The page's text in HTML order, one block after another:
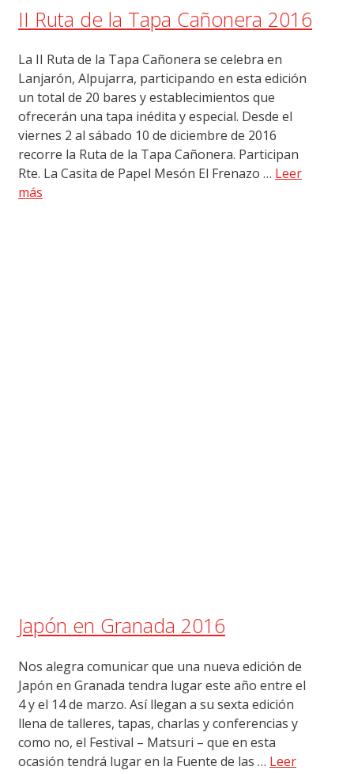
II Ruta de la Tapa Cañonera 2016
La II Ruta de la Tapa Cañonera se celebra en
Lanjarón, Alpujarra, participando en esta edición
un total de 20 bares y establecimientos que
ofrecerán una tapa inédita y especial. Desde el
viernes 2 al sábado 10 de diciembre de 2016
recorre la Ruta de la Tapa Cañonera. Participan
Rte. La Casita de Papel Mesón El Frenazo … Leer
más
Japón en Granada 2016
Nos alegra comunicar que una nueva edición de
Japón en Granada tendra lugar este año entre el
4 y el 14 de marzo. Así llegan a su sexta edición
llena de talleres, tapas, charlas y conferencias y
como no, el Festival – Matsuri – que en esta
ocasión tendrá lugar en la Fuente de las … Leer